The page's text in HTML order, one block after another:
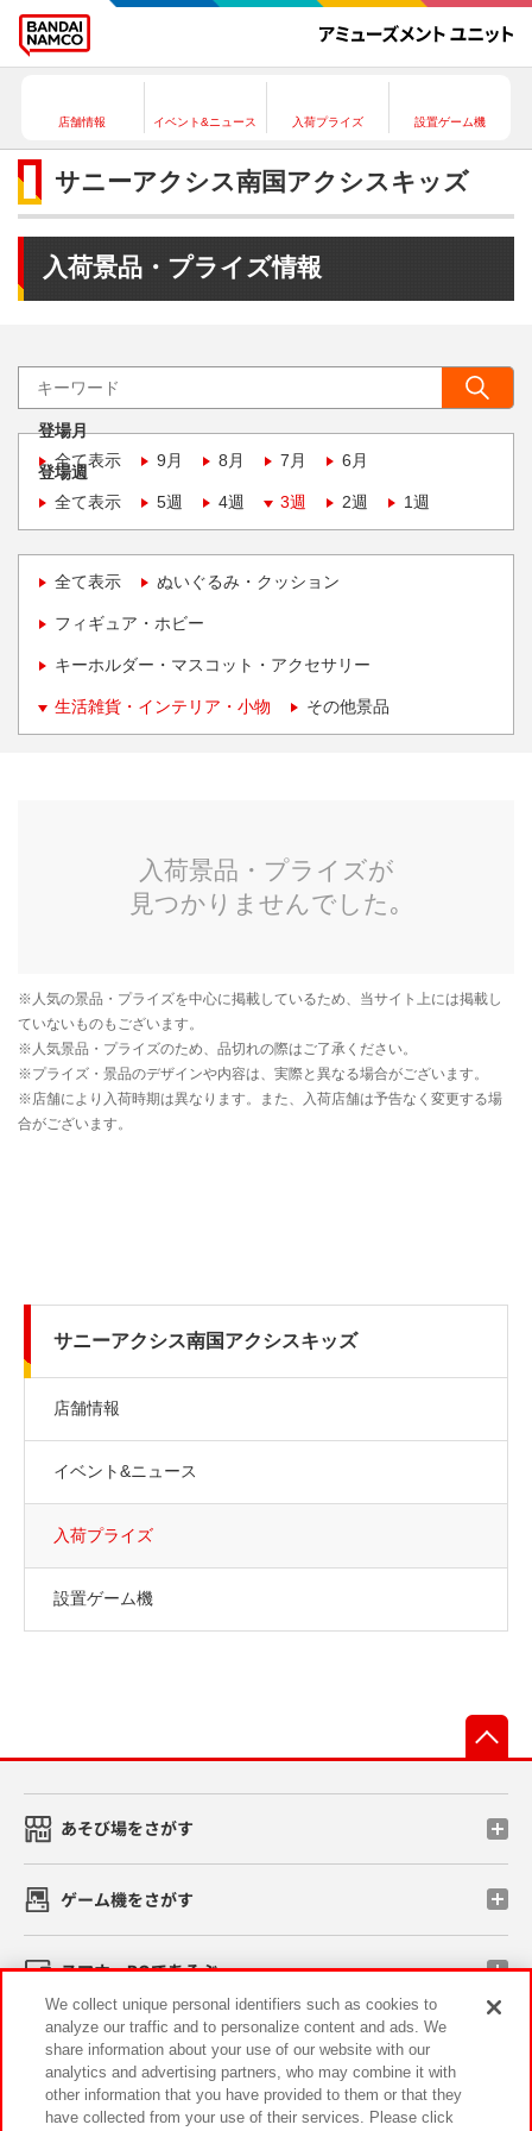
店舗情報 イベント&ニュース 入荷プライズ 設置ゲーム機
サニーアクシス南国アクシスキッズ
入荷景品・プライズ情報
登場月
全て表示
9月 8月 7月 6月
登場週
全て表示
5週 4週 3週 2週 1週
全て表示 ぬいぐるみ・クッション
フィギュア・ホビー
キーホルダー・マスコット・アクセサリー
生活雑貨・インテリア・小物 その他景品
サニーアクシス南国アクシスキッズ
店舗情報
イベント&ニュース
入荷プライズ
設置ゲーム機
あそび場をさがす
ゲーム機をさがす
スマホ・PCであそぶ
イベント・キャンペーン
We collect unique personal identifiers such as cookies to
analyze our traffic and to personalize content and ads. We
share information about your use of our website with our
analytics and advertising partners, who may combine it with
other information that you have provided to them or that they
have collected from your use of their services. Please click